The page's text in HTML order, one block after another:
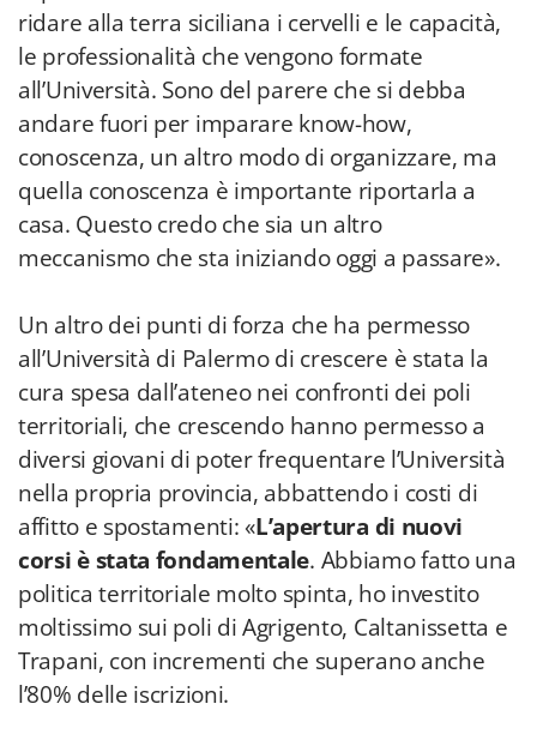
ridare alla terra siciliana i cervelli e le capacità,
le professionalità che vengono formate
all’Università. Sono del parere che si debba
andare fuori per imparare know-how,
conoscenza, un altro modo di organizzare, ma
quella conoscenza è importante riportarla a
casa. Questo credo che sia un altro
meccanismo che sta iniziando oggi a passare».
Un altro dei punti di forza che ha permesso
all’Università di Palermo di crescere è stata la
cura spesa dall’ateneo nei confronti dei poli
territoriali, che crescendo hanno permesso a
diversi giovani di poter frequentare l’Università
nella propria provincia, abbattendo i costi di
affitto e spostamenti: «L’apertura di nuovi
corsi è stata fondamentale. Abbiamo fatto una
politica territoriale molto spinta, ho investito
moltissimo sui poli di Agrigento, Caltanissetta e
Trapani, con incrementi che superano anche
l’80% delle iscrizioni.